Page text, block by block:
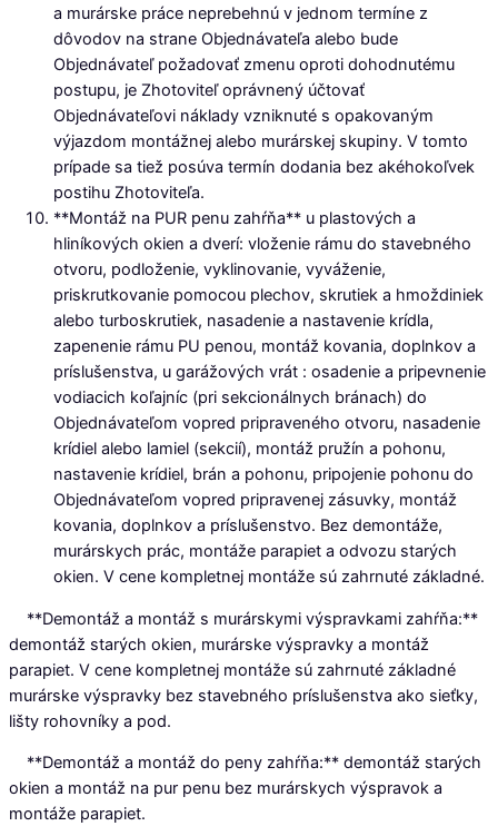
a murárske práce neprebehnú v jednom termíne z
dôvodov na strane Objednávateľa alebo bude
Objednávateľ požadovať zmenu oproti dohodnutému
postupu, je Zhotoviteľ oprávnený účtovať
Objednávateľovi náklady vzniknuté s opakovaným
výjazdom montážnej alebo murárskej skupiny. V tomto
prípade sa tiež posúva termín dodania bez akéhokoľvek
postihu Zhotoviteľa.
**Montáž na PUR penu zahŕňa** u plastových a
hliníkových okien a dverí: vloženie rámu do stavebného
otvoru, podloženie, vyklinovanie, vyváženie,
priskrutkovanie pomocou plechov, skrutiek a hmoždiniek
alebo turboskrutiek, nasadenie a nastavenie krídla,
zapenenie rámu PU penou, montáž kovania, doplnkov a
príslušenstva, u garážových vrát : osadenie a pripevnenie
vodiacich koľajníc (pri sekcionálnych bránach) do
Objednávateľom vopred pripraveného otvoru, nasadenie
krídiel alebo lamiel (sekcií), montáž pružín a pohonu,
nastavenie krídiel, brán a pohonu, pripojenie pohonu do
Objednávateľom vopred pripravenej zásuvky, montáž
kovania, doplnkov a príslušenstvo. Bez demontáže,
murárskych prác, montáže parapiet a odvozu starých
okien. V cene kompletnej montáže sú zahrnuté základné.
**Demontáž a montáž s murárskymi výspravkami zahŕňa:**
demontáž starých okien, murárske výspravky a montáž
parapiet. V cene kompletnej montáže sú zahrnuté základné
murárske výspravky bez stavebného príslušenstva ako sieťky,
lišty rohovníky a pod.
**Demontáž a montáž do peny zahŕňa:** demontáž starých
okien a montáž na pur penu bez murárskych výspravok a
montáže parapiet.